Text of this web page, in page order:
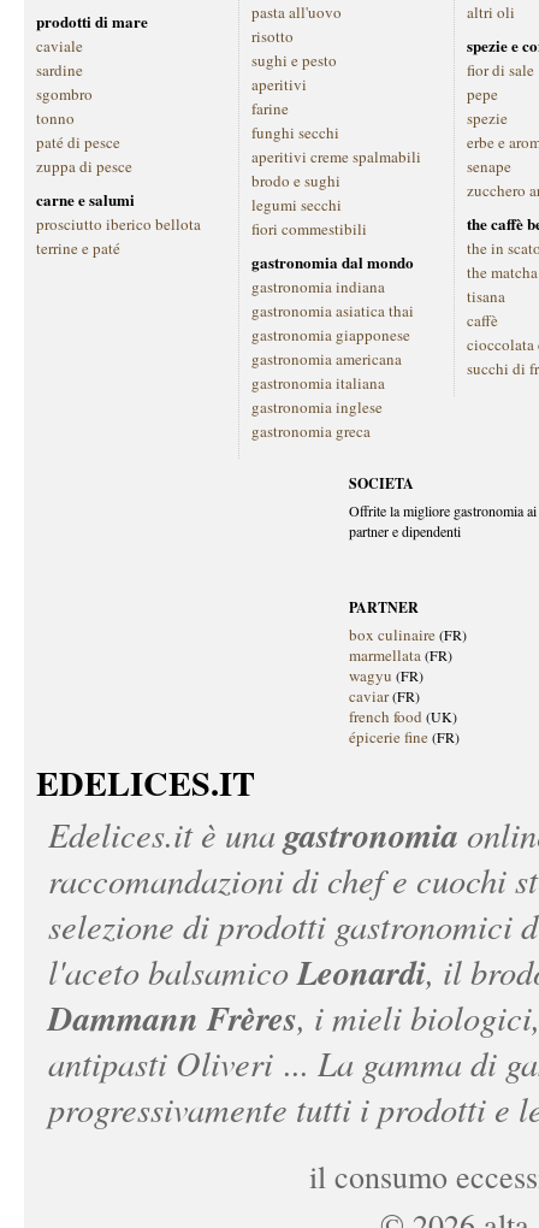
prodotti di mare
caviale
sardine
sgombro
tonno
paté di pesce
zuppa di pesce
carne e salumi
prosciutto iberico bellota
terrine e paté
pasta all'uovo
risotto
sughi e pesto
aperitivi
farine
funghi secchi
aperitivi creme spalmabili
brodo e sughi
legumi secchi
fiori commestibili
gastronomia dal mondo
gastronomia indiana
gastronomia asiatica thai
gastronomia giapponese
gastronomia americana
gastronomia italiana
gastronomia inglese
gastronomia greca
altri oli
spezie e
fior di sale
pepe
spezie
erbe e
senape
zucchero
the caffè
the in
the matcha
tisana
caffè
cioccolata
succhi di
SOCIETA
Offrite la migliore gastronomia
partner e dipendenti
PARTNER
box culinaire(FR)
marmellata(FR)
wagyu (FR)
caviar(FR)
french food (UK)
épicerie fine(FR)
EDELICES.IT
Edelices.itè una gastronomia
raccomandazioni di chef e cuochi
selezione di prodotti gastronomici
l'aceto balsamicoLeonardi, il
Dammann Frères, i mieli
antipasti Oliveri ... La gamma di
progressivamente tutti i prodotti e
il consumo